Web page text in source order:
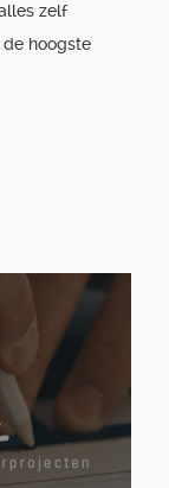
zelf
hoogste